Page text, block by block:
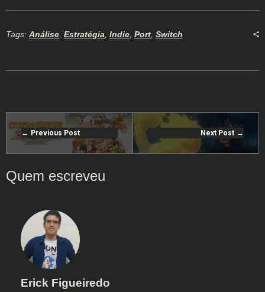
Tags: Análise, Estratégia, Indie, Port, Switch
Previous Post Next Post
Erick Figueiredo